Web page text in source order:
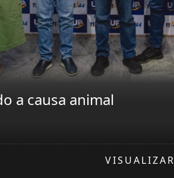
a causa animal
VISUALIZAR